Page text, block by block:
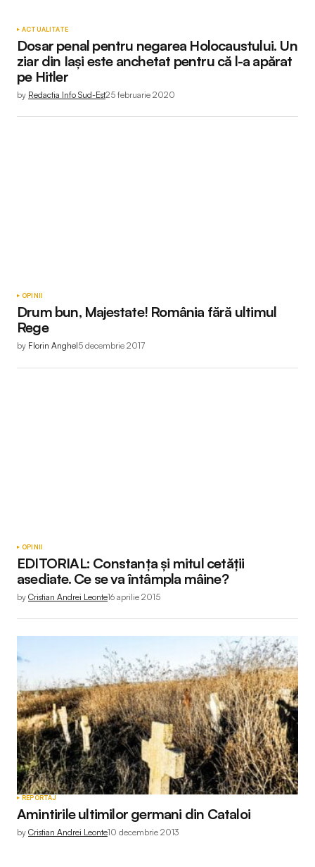
ACTUALITATE
Dosar penal pentru negarea Holocaustului. Un
ziar din Iaşi este anchetat pentru că l-a apărat
pe Hitler
by Redactia Info Sud-Est25 februarie 2020
OPINII
Drum bun, Majestate! România fără ultimul
Rege
by Florin Anghel5 decembrie 2017
OPINII
EDITORIAL: Constanța și mitul cetății
asediate. Ce se va întâmpla mâine?
by Cristian Andrei Leonte16 aprilie 2015
REPORTAJ
Amintirile ultimilor germani din Cataloi
by Cristian Andrei Leonte10 decembrie 2013